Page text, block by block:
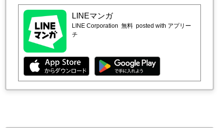
LINEマンガ
LINE Corporation 無料 posted with アプリー
チ